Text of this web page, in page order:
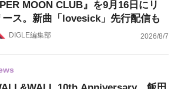
MOON CLUB』を9月16日にリ
ース。新曲「lovesick」先行配信も
DIGLE編集部 2026/8/7